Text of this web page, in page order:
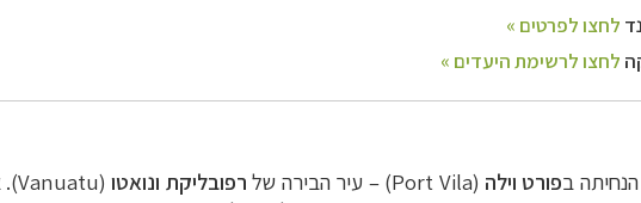
בפורט וילה (
Port Vila
) – עיר הבירה של רפובליקת ונואטו (
Vanuatu
)
.